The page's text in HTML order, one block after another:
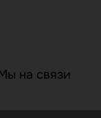
на связи